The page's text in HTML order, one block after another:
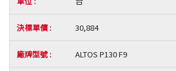
30,884
ALTOS P130 F9